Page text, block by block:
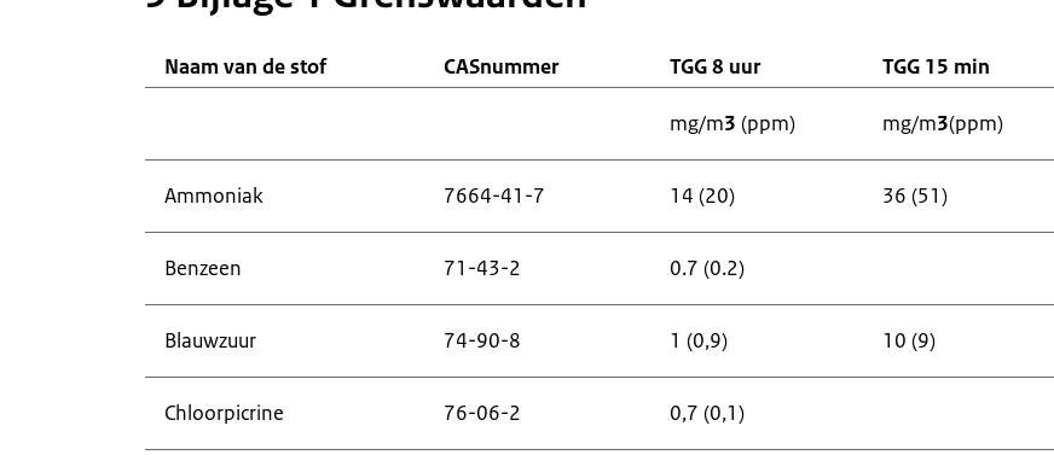
Naam van de stof CASnummer TGG 8 uur TGG 15 min
mg/m3 (ppm) mg/m3(ppm)
Ammoniak 7664-41-7 14 (20) 36 (51)
Benzeen 71-43-2 0.7 (0.2)
Blauwzuur 74-90-8 1 (0,9) 10 (9)
Chloorpicrine 76-06-2 0,7 (0,1)